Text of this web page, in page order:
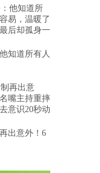
知道所有人
出意外！6